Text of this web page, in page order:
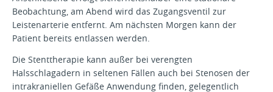
Beobachtung, am Abend wird das Zugangsventil zur
Leistenarterie entfernt. Am nächsten Morgen kann der
Patient bereits entlassen werden.
Die Stenttherapie kann außer bei verengten
Halsschlagadern in seltenen Fällen auch bei Stenosen der
intrakraniellen Gefäße Anwendung finden, gelegentlich